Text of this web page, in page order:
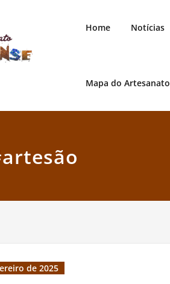
Home Notícias
Mapa do Artesanato
de 2025